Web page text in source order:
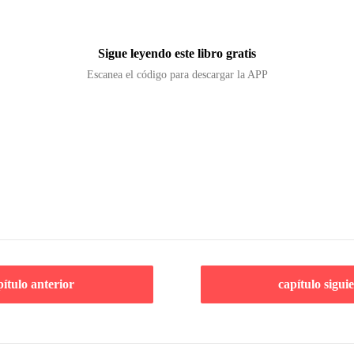
Sigue leyendo este libro gratis
Escanea el código para descargar la APP
anterior capítulo